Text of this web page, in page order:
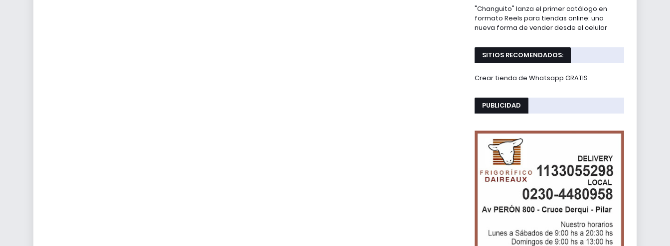
"Changuito" lanza el primer catálogo en
formato Reels para tiendas online: una
nueva forma de vender desde el celular
SITIOS RECOMENDADOS:
Crear tienda de Whatsapp GRATIS
PUBLICIDAD